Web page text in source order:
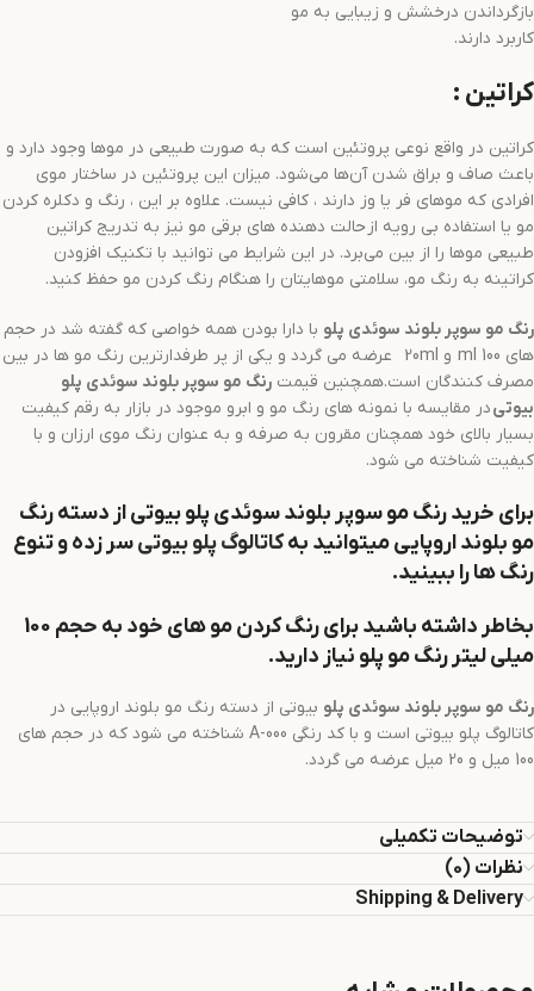
بازگرداندن درخشش و زیبایی به مو
کاربرد دارند.
کراتین :
کراتین در واقع نوعی پروتئین است که به صورت طبیعی در موها وجود دارد و
باعث صاف و براق شدن آن‌ها می‌شود. میزان این پروتئین در ساختار موی
افرادی که موهای فر یا وز دارند ، کافی نیست. علاوه بر این ، رنگ و دکلره کردن
مو یا استفاده بی رویه از حالت دهنده های برقی مو نیز به تدریج کراتین
طبیعی موها را از بین می‌برد. در این شرایط می توانید با تکنیک افزودن
کراتینه به رنگ مو، سلامتی موهایتان را هنگام رنگ کردن مو حفظ کنید.
رنگ مو سوپر بلوند سوئدی پلو با دارا بودن همه خواصی که گفته شد در حجم
های 100 ml و 20ml عرضه می گردد و یکی از پر طرفدارترین رنگ مو ها در بین
مصرف کنندگان است.همچنین قیمت رنگ مو سوپر بلوند سوئدی پلو
بیوتیدر مقایسه با نمونه های رنگ مو و ابرو موجود در بازار به رقم کیفیت
بسیار بالای خود همچنان مقرون به صرفه و به عنوان رنگ موی ارزان و با
کیفیت شناخته می شود.
برای خرید رنگ موسوپر بلوند سوئدیپلوبیوتی از دسته رنگ
مو بلوند اروپایی میتوانید بهکاتالوگ پلو بیوتیسر زده و تنوع
رنگ ها را ببینید.
بخاطر داشته باشید برای رنگ کردن مو های خود به حجم 100
میلی لیتر رنگ مو پلو نیاز دارید.
رنگ مو سوپر بلوند سوئدی پلو بیوتی از دسته رنگ مو بلوند اروپایی در
کاتالوگ پلو بیوتی است و با کد رنگی A-000 شناخته می شود که در حجم های
100 میل و 20 میل عرضه می گردد.
توضیحات تکمیلی
نظرات (0)
Shipping & Delivery